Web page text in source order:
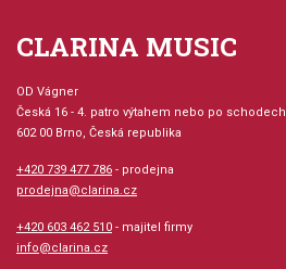
CLARINA MUSIC
OD Vágner
Česká 16 - 4. patro výtahem nebo po schodech
602 00 Brno, Česká republika
+420 739 477 786 - prodejna
prodejna@clarina.cz
+420 603 462 510 - majitel firmy
info@clarina.cz